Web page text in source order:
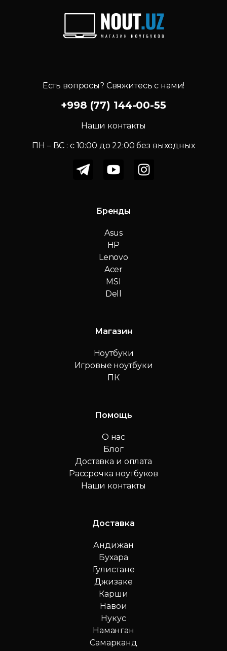
Есть вопросы? Свяжитесь с нами!
+998 (77) 144-00-55
Наши контакты
ПН – ВС : c 10:00 до 22:00 без выходных
Бренды
Asus
HP
Lenovo
Acer
MSI
Dell
Магазин
Ноутбуки
Игровые ноутбуки
ПК
Помощь
О нас
Блог
Доставка и оплата
Рассрочка ноутбуков
Наши контакты
Доставка
Андижан
Бухара
Гулистане
Джизаке
Карши
Навои
Нукус
Наманган
Самарканд